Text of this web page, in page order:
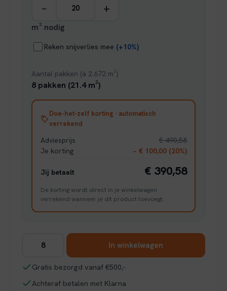
− +
m² nodig
Reken snijverlies mee (+10%)
Aantal pakken (à 2.672 m²)
8 pakken (21.4 m²)
Doe-het-zelf korting · automatisch
verrekend
Adviesprijs
€ 490,58
Je korting
− € 100,00 (20%)
Jij betaalt € 390,58
De korting wordt direct in je winkelwagen
verrekend wanneer je dit product toevoegt.
Saarland
donkerbruin
aantal
In winkelwagen
Gratis bezorgd vanaf €500,-
Achteraf betalen met Klarna